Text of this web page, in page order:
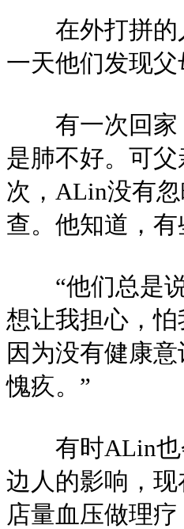
在外打拼的
一天他们发现
有一次回家
是肺不好。可
次，ALin没有
查。他知道，
“他们总是说
想让我担心，
因为没有健康
愧疚。”
有时ALin也
边人的影响，
店量血压做理